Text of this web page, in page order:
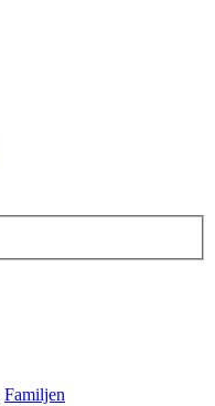
Familjen